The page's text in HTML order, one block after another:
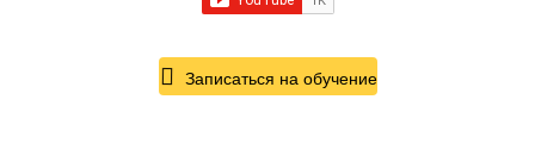
Записаться на обучение